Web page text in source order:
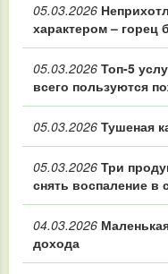
05.03.2026
характером – горец
05.03.2026 Топ‑5
всего пользуются
05.03.2026 Тушеная
05.03.2026 Три
снять воспаление
04.03.2026
дохода